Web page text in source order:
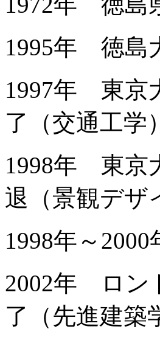
1995年 徳島
1997年 東京
了（交通工学）
1998年 東京
退（景観デザ
1998年～
2002年 ロン
了（先進建築